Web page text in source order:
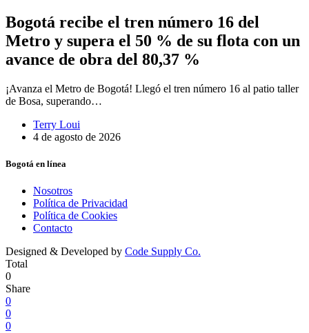
Bogotá recibe el tren número 16 del
Metro y supera el 50 % de su flota con un
avance de obra del 80,37 %
¡Avanza el Metro de Bogotá! Llegó el tren número 16 al patio taller
de Bosa, superando…
Terry Loui
4 de agosto de 2026
Bogotá en línea
Nosotros
Política de Privacidad
Política de Cookies
Contacto
Designed & Developed by Code Supply Co.
Total
0
Share
0
0
0